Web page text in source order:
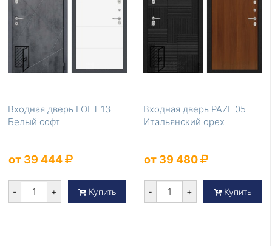
Входная дверь LOFT 13 -
Белый софт
от 39 444
- + Купить
Входная дверь PAZL 05 -
Итальянский орех
от 39 480
- + Купить